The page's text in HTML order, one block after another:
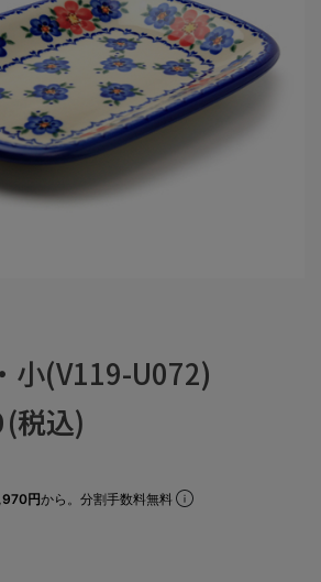
小(V119-U072)
(税込)
円から。分割手数料無料